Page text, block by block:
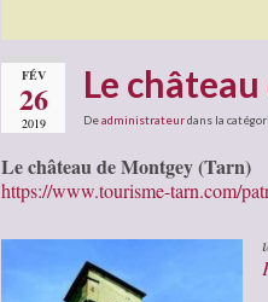
FÉV
26
2019
Le
Deadministrateurdans la
Le château de Montgey (Tarn)
https://www.tourisme-tarn.com/